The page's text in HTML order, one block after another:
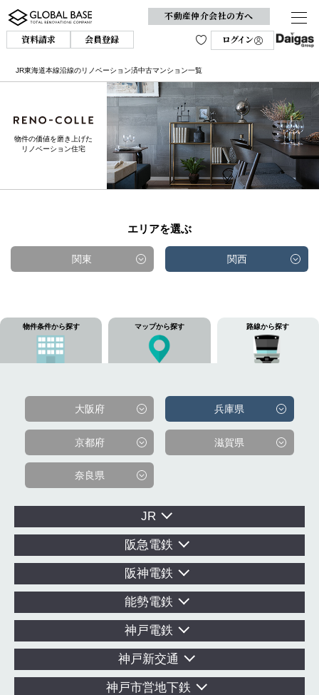
不動産仲介会社の方へ
資料請求
会員登録 ログイン
JR東海道本線沿線のリノベーション済中古マンション一覧
物件の価値を磨き上げた
リノベーション住宅
エリアを選ぶ
関東 関西
物件条件から探す マップから探す 路線から探す
大阪府 兵庫県
京都府 滋賀県
奈良県
JR
阪急電鉄
阪神電鉄
能勢電鉄
神戸電鉄
神戸新交通
神戸市営地下鉄